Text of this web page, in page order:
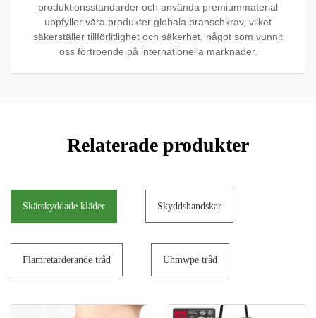
produktionsstandarder och använda premiummaterial
uppfyller våra produkter globala branschkrav, vilket
säkerställer tillförlitlighet och säkerhet, något som vunnit
oss förtroende på internationella marknader.
Relaterade produkter
Skärskyddade kläder Skyddshandskar
Flamretarderande tråd Uhmwpe tråd